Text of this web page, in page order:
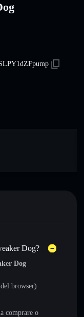
Dog?
Dog
browser)
comprare o